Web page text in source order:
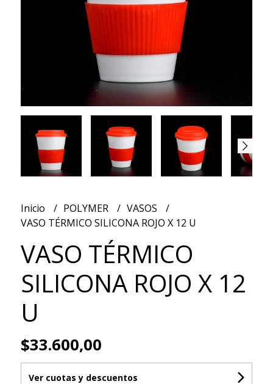
Inicio POLYMER
VASOS
VASO TÉRMICO SILICONA ROJO X 12 U
VASO TÉRMICO
SILICONA ROJO X 12
U
$33.600,00
Ver cuotas y descuentos